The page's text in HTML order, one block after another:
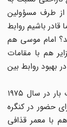
طرف مسؤولین
باشیم روابط
امام موسى هم
هم با مقامات
روابط بین
البته باید بگویم که قبل از این تاریخ، تنها یک بار در سال ۱۹۷۵
حضور در کنگره
معمر قذافى